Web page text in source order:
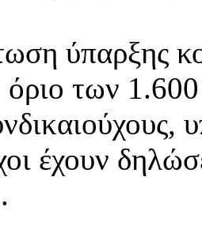
ύπαρξης
των
έχουν